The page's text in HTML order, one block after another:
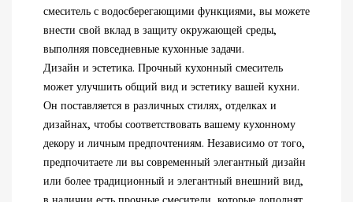
смеситель с водосберегающими функциями, вы можете
внести свой вклад в защиту окружающей среды,
выполняя повседневные кухонные задачи.
Дизайн и эстетика. Прочный кухонный смеситель
может улучшить общий вид и эстетику вашей кухни.
Он поставляется в различных стилях, отделках и
дизайнах, чтобы соответствовать вашему кухонному
декору и личным предпочтениям. Независимо от того,
предпочитаете ли вы современный элегантный дизайн
или более традиционный и элегантный внешний вид,